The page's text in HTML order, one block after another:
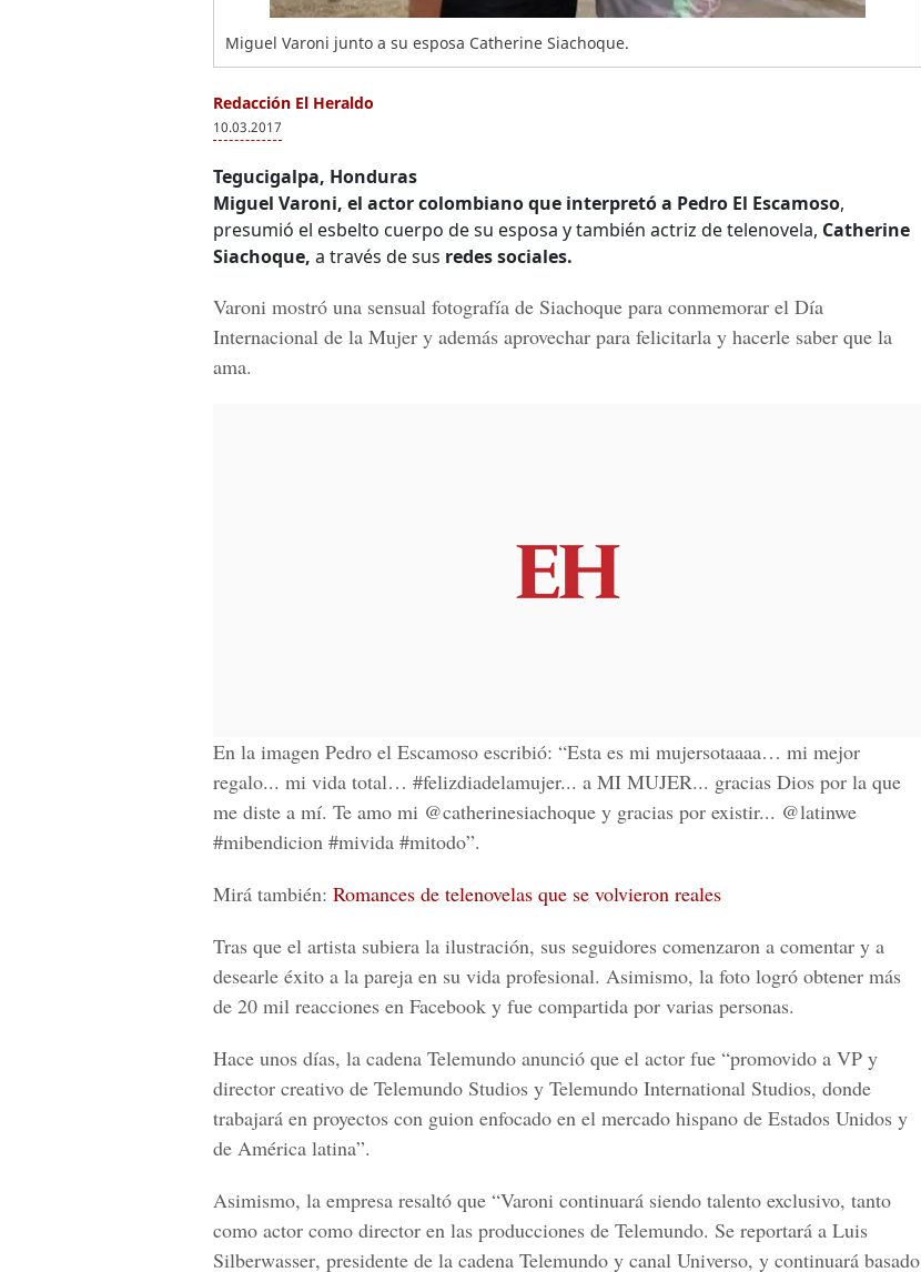
Miguel Varoni junto a su esposa Catherine Siachoque.
Redacción El Heraldo
10.03.2017
Tegucigalpa, Honduras
Miguel Varoni, el actor colombiano que interpretó a Pedro El Escamoso,
presumió el esbelto cuerpo de su esposa y también actriz de telenovela, Catherine
Siachoque, a través de sus redes sociales.
Varoni mostró una sensual fotografía de Siachoque para conmemorar el Día
Internacional de la Mujer y además aprovechar para felicitarla y hacerle saber que la
ama.
En la imagen Pedro el Escamoso escribió: “Esta es mi mujersotaaaa… mi mejor
regalo... mi vida total… #felizdiadelamujer... a MI MUJER... gracias Dios por la que
me diste a mí. Te amo mi @catherinesiachoque y gracias por existir... @latinwe
#mibendicion #mivida #mitodo”.
Mirá también: Romances de telenovelas que se volvieron reales
Tras que el artista subiera la ilustración, sus seguidores comenzaron a comentar y a
desearle éxito a la pareja en su vida profesional. Asimismo, la foto logró obtener más
de 20 mil reacciones en Facebook y fue compartida por varias personas.
Hace unos días, la cadena Telemundo anunció que el actor fue “promovido a VP y
director creativo de Telemundo Studios y Telemundo International Studios, donde
trabajará en proyectos con guion enfocado en el mercado hispano de Estados Unidos y
de América latina”.
Asimismo, la empresa resaltó que “Varoni continuará siendo talento exclusivo, tanto
como actor como director en las producciones de Telemundo. Se reportará a Luis
Silberwasser, presidente de la cadena Telemundo y canal Universo, y continuará basado